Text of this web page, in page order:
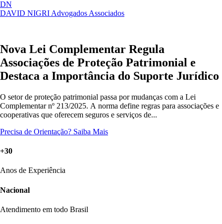
DN
DAVID NIGRI Advogados Associados
Artigos, sentenças, áreas de atuação,
Nova Lei Complementar Regula
Associações de Proteção Patrimonial e
Destaca a Importância do Suporte Jurídico
O setor de proteção patrimonial passa por mudanças com a Lei
Complementar nº 213/2025. A norma define regras para associações e
cooperativas que oferecem seguros e serviços de...
Precisa de Orientação? Saiba Mais
+30
Anos de Experiência
Nacional
Atendimento em todo Brasil